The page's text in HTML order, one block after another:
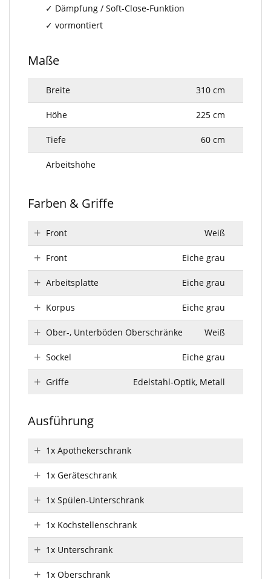
Dämpfung / Soft-Close-Funktion
vormontiert
Maße
Breite 310 cm
Höhe 225 cm
Tiefe 60 cm
Arbeitshöhe
Farben & Griffe
Front Weiß
Front Eiche grau
Arbeitsplatte Eiche grau
Korpus Eiche grau
Ober-, Unterböden Oberschränke Weiß
Sockel Eiche grau
Griffe Edelstahl-Optik, Metall
Ausführung
1x Apothekerschrank
1x Geräteschrank
1x Spülen-Unterschrank
1x Kochstellenschrank
1x Unterschrank
1x Oberschrank